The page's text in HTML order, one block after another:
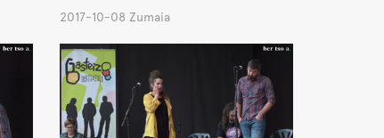
2017-10-08 Zumaia